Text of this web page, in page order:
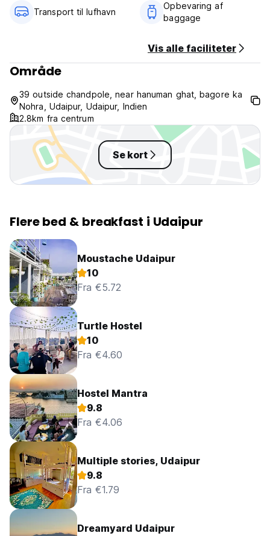
Transport til lufhavn
Opbevaring af
baggage
Vis alle faciliteter
Område
39 outside chandpole, near hanuman ghat, bagore ka
Nohra, Udaipur, Udaipur, Indien
2.8km fra centrum
Se kort
Flere bed & breakfast i Udaipur
Moustache Udaipur
10
Fra €5.72
Turtle Hostel
10
Fra €4.60
Hostel Mantra
9.8
Fra €4.06
Multiple stories, Udaipur
9.8
Fra €1.79
Dreamyard Udaipur